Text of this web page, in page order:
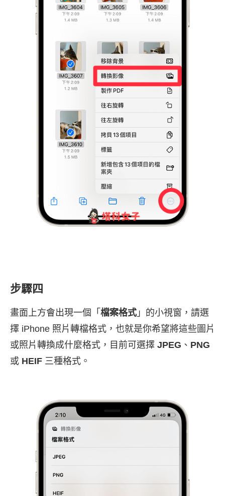
步驟四
畫面上方會出現一個「 檔案格式 」的小視窗，請選
擇 iPhone 照片轉檔格式，也就是你希望將這些圖片
或照片轉換成什麼格式，目前可選擇 JPEG 、 PNG
或 HEIF 三種格式。